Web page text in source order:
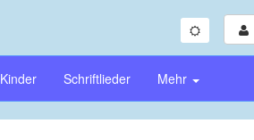
Kinder Schriftlieder Mehr